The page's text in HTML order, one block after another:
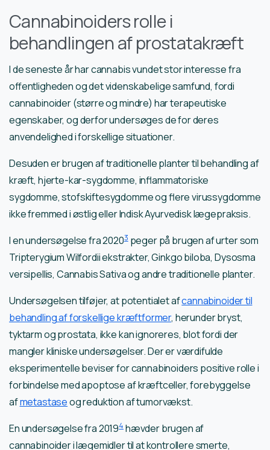
Cannabinoiders rolle i
behandlingen af prostatakræft
I de seneste år har cannabis vundet stor interesse fra
offentligheden og det videnskabelige samfund, fordi
cannabinoider (større og mindre) har terapeutiske
egenskaber, og derfor undersøges de for deres
anvendelighed i forskellige situationer.
Desuden er brugen af traditionelle planter til behandling af
kræft, hjerte-kar-sygdomme, inflammatoriske
sygdomme, stofskiftesygdomme og flere virussygdomme
ikke fremmed i østlig eller Indisk Ayurvedisk lægepraksis.
I en undersøgelse fra 20203peger på brugen af urter som
Tripterygium Wilfordii ekstrakter, Ginkgo biloba, Dysosma
versipellis, Cannabis Sativa og andre traditionelle planter.
Undersøgelsen tilføjer, at potentialet afcannabinoider til
behandling af forskellige kræftformer, herunder bryst,
tyktarm og prostata, ikke kan ignoreres, blot fordi der
mangler kliniske undersøgelser. Der er værdifulde
eksperimentelle beviser for cannabinoiders positive rolle i
forbindelse med apoptose af kræftceller, forebyggelse
afmetastaseog reduktion af tumorvækst.
En undersøgelse fra 20194 hævder brugen af
cannabinoider i lægemidler til at kontrollere smerte,